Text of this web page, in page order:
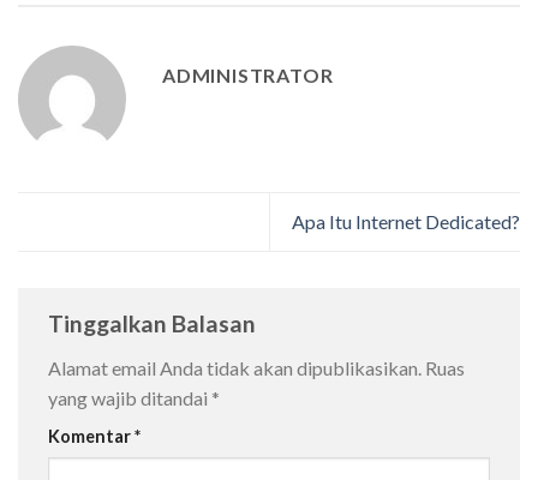
ADMINISTRATOR
Apa Itu Internet Dedicated?
Tinggalkan Balasan
Alamat email Anda tidak akan dipublikasikan. Ruas
yang wajib ditandai *
Komentar*